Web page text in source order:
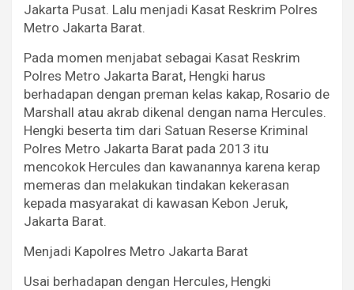
Jakarta Pusat. Lalu menjadi Kasat Reskrim Polres
Metro Jakarta Barat.
Pada momen menjabat sebagai Kasat Reskrim
Polres Metro Jakarta Barat, Hengki harus
berhadapan dengan preman kelas kakap, Rosario de
Marshall atau akrab dikenal dengan nama Hercules.
Hengki beserta tim dari Satuan Reserse Kriminal
Polres Metro Jakarta Barat pada 2013 itu
mencokok Hercules dan kawanannya karena kerap
memeras dan melakukan tindakan kekerasan
kepada masyarakat di kawasan Kebon Jeruk,
Jakarta Barat.
Menjadi Kapolres Metro Jakarta Barat
Usai berhadapan dengan Hercules, Hengki